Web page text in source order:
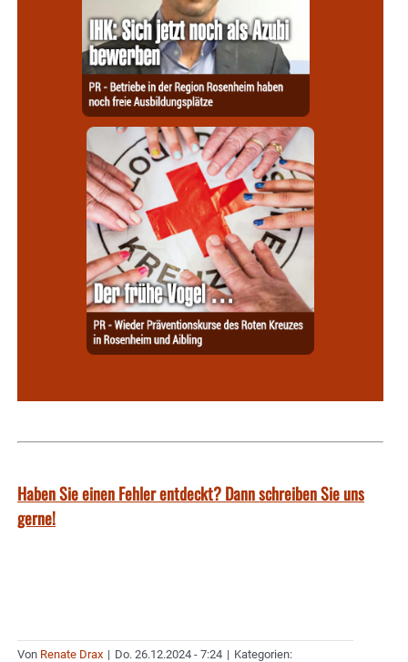
Haben Sie einen Fehler entdeckt? Dann schreiben Sie uns
gerne!
Von Renate Drax | Do. 26.12.2024 - 7:24 | Kategorien: